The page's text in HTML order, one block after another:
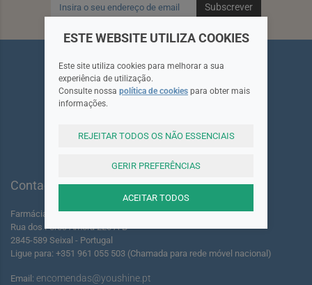
Subscrever
Contactos
Farmácia dos Foros de Amora Lda.
Rua dos Foros Amora 220 A-B
2845-589 Seixal - Portugal
Ligue para: +351 961 055 503 (Chamada para rede móvel nacional)
Email: encomendas@youshine.pt
ESTE WEBSITE UTILIZA COOKIES
Este site utiliza cookies para melhorar a sua
experiência de utilização.
Consulte nossa política de cookies para obter mais
informações.
REJEITAR TODOS OS NÃO ESSENCIAIS
GERIR PREFERÊNCIAS
ACEITAR TODOS